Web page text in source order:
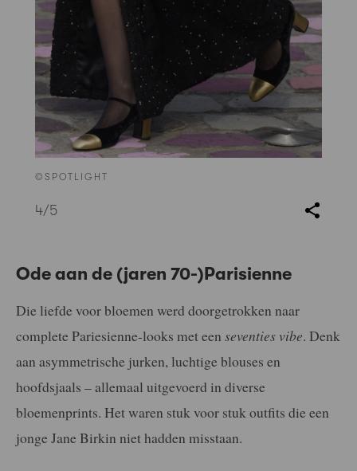
©SPOTLIGHT
4/5
Ode aan de (jaren 70-)Parisienne
Die liefde voor bloemen werd doorgetrokken naar
complete Pariesienne-looks met een seventies vibe. Denk
aan asymmetrische jurken, luchtige blouses en
hoofdsjaals – allemaal uitgevoerd in diverse
bloemenprints. Het waren stuk voor stuk outfits die een
jonge Jane Birkin niet hadden misstaan.